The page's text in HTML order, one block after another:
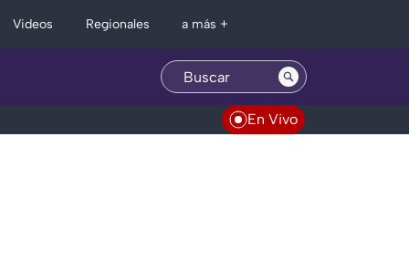
Videos Regionales a más +
En Vivo